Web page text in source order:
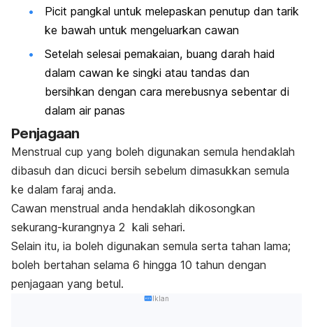
Picit pangkal untuk melepaskan penutup dan tarik
ke bawah untuk mengeluarkan cawan
Setelah selesai pemakaian, buang darah haid
dalam cawan ke singki atau tandas dan
bersihkan dengan cara merebusnya sebentar di
dalam air panas
Penjagaan
Menstrual cup yang boleh digunakan semula hendaklah
dibasuh dan dicuci bersih sebelum dimasukkan semula
ke dalam faraj anda.
Cawan menstrual anda hendaklah dikosongkan
sekurang-kurangnya 2 kali sehari.
Selain itu, ia boleh digunakan semula serta tahan lama;
boleh bertahan selama 6 hingga 10 tahun dengan
penjagaan yang betul.
Iklan